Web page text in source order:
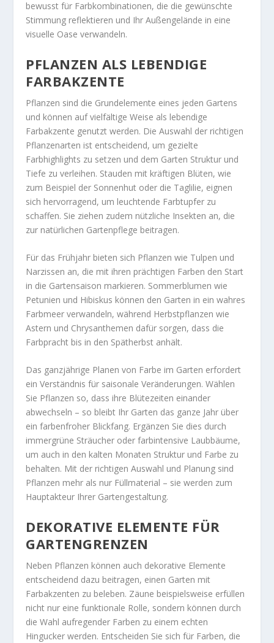
bewusst für Farbkombinationen, die die gewünschte
Stimmung reflektieren und Ihr Außengelände in eine
visuelle Oase verwandeln.
PFLANZEN ALS LEBENDIGE
FARBAKZENTE
Pflanzen sind die Grundelemente eines jeden Gartens
und können auf vielfältige Weise als lebendige
Farbakzente genutzt werden. Die Auswahl der richtigen
Pflanzenarten ist entscheidend, um gezielte
Farbhighlights zu setzen und dem Garten Struktur und
Tiefe zu verleihen. Stauden mit kräftigen Blüten, wie
zum Beispiel der Sonnenhut oder die Taglilie, eignen
sich hervorragend, um leuchtende Farbtupfer zu
schaffen. Sie ziehen zudem nützliche Insekten an, die
zur natürlichen Gartenpflege beitragen.
Für das Frühjahr bieten sich Pflanzen wie Tulpen und
Narzissen an, die mit ihren prächtigen Farben den Start
in die Gartensaison markieren. Sommerblumen wie
Petunien und Hibiskus können den Garten in ein wahres
Farbmeer verwandeln, während Herbstpflanzen wie
Astern und Chrysanthemen dafür sorgen, dass die
Farbpracht bis in den Spätherbst anhält.
Das ganzjährige Planen von Farbe im Garten erfordert
ein Verständnis für saisonale Veränderungen. Wählen
Sie Pflanzen so, dass ihre Blütezeiten einander
abwechseln – so bleibt Ihr Garten das ganze Jahr über
ein farbenfroher Blickfang. Ergänzen Sie dies durch
immergrüne Sträucher oder farbintensive Laubbäume,
um auch in den kalten Monaten Struktur und Farbe zu
behalten. Mit der richtigen Auswahl und Planung sind
Pflanzen mehr als nur Füllmaterial – sie werden zum
Hauptakteur Ihrer Gartengestaltung.
DEKORATIVE ELEMENTE FÜR
GARTENGRENZEN
Neben Pflanzen können auch dekorative Elemente
entscheidend dazu beitragen, einen Garten mit
Farbakzenten zu beleben. Zäune beispielsweise erfüllen
nicht nur eine funktionale Rolle, sondern können durch
die Wahl aufregender Farben zu einem echten
Hingucker werden. Entscheiden Sie sich für Farben, die